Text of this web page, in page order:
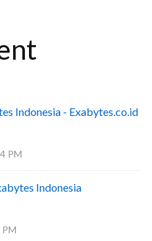
Indonesia - Exabytes.co.id
PM
Indonesia